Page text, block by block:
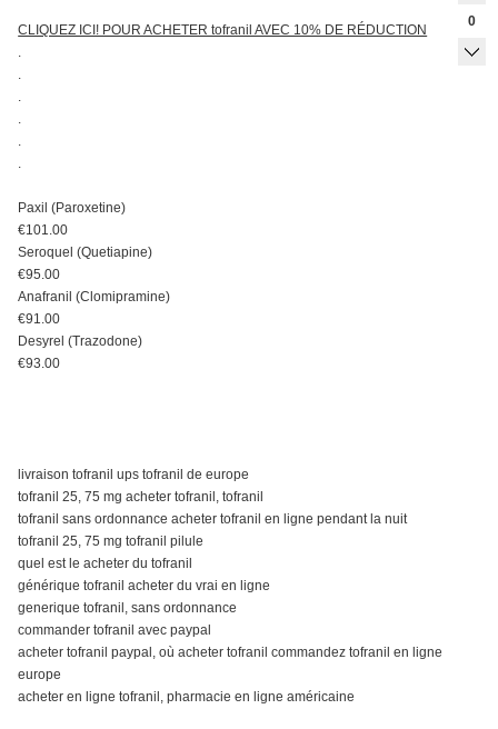
CLIQUEZ ICI! POUR ACHETER tofranil AVEC 10% DE RÉDUCTION
.
.
.
.
.
.
Paxil (Paroxetine)
€101.00
Seroquel (Quetiapine)
€95.00
Anafranil (Clomipramine)
€91.00
Desyrel (Trazodone)
€93.00
livraison tofranil ups tofranil de europe
tofranil 25, 75 mg acheter tofranil, tofranil
tofranil sans ordonnance acheter tofranil en ligne pendant la nuit
tofranil 25, 75 mg tofranil pilule
quel est le acheter du tofranil
générique tofranil acheter du vrai en ligne
generique tofranil, sans ordonnance
commander tofranil avec paypal
acheter tofranil paypal, où acheter tofranil commandez tofranil en ligne
europe
acheter en ligne tofranil, pharmacie en ligne américaine
0